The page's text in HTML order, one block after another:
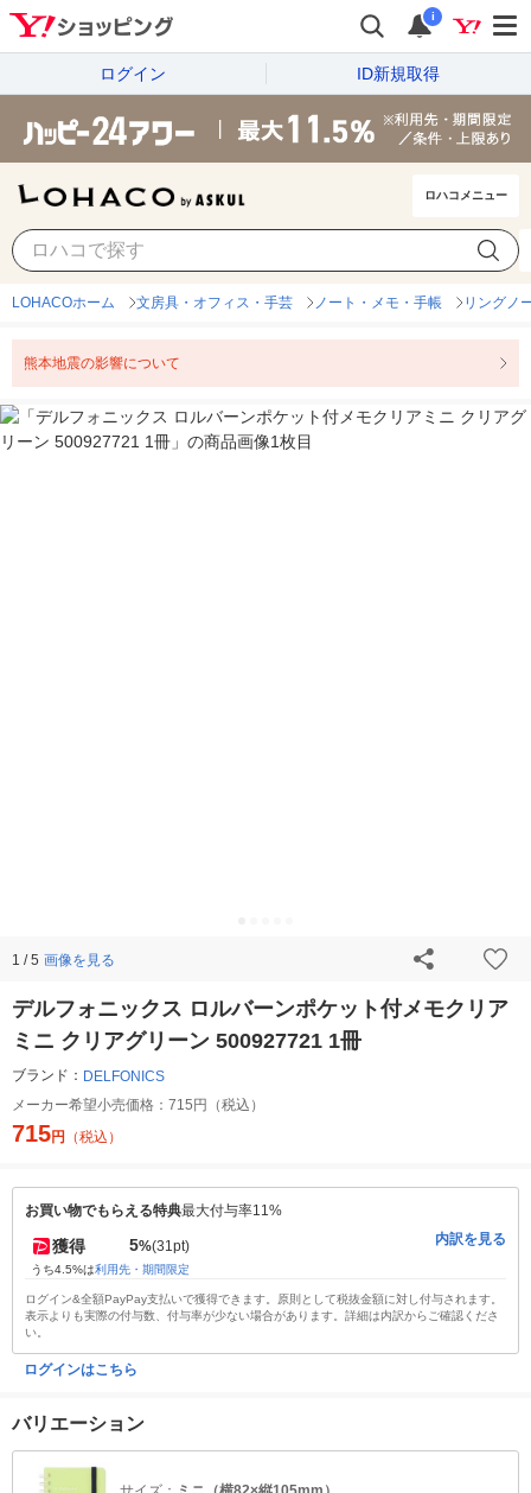
i
ログイン ID新規取得
ロハコメニュー
LOHACOホーム 文房具・オフィス・手芸 ノート・メモ・手帳 リングノ
熊本地震の影響について
1 / 5 画像を見る
デルフォニックス ロルバーンポケット付メモクリア
ミニ クリアグリーン 500927721 1冊
ブランド： DELFONICS
メーカー希望小売価格： 715円（税込）
715円 （税込）
お買い物でもらえる特典最大付与率11%
獲得 5%(31pt)
うち4.5%は利用先・期間限定
内訳を見る
ログイン&全額PayPay支払いで獲得できます。原則として税抜金額に対し付与されます。
表示よりも実際の付与数、付与率が少ない場合があります。詳細は内訳からご確認くださ
い。
ログインはこちら
バリエーション